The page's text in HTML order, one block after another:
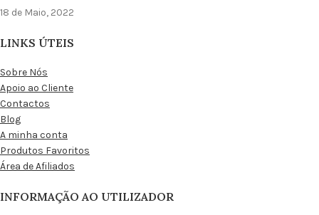
18 de Maio, 2022
LINKS ÚTEIS
Sobre Nós
Apoio ao Cliente
Contactos
Blog
A minha conta
Produtos Favoritos
Área de Afiliados
INFORMAÇÃO AO UTILIZADOR